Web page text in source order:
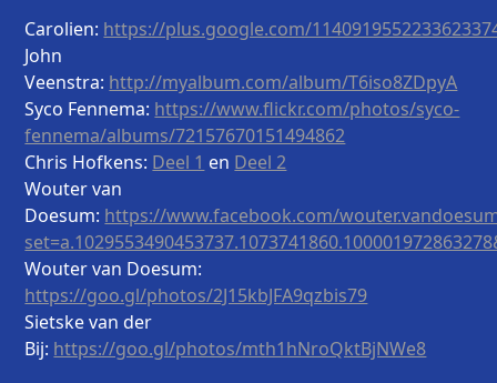
Carolien: https://plus.google.com/
John
Veenstra: http://myalbum.com/album/T6iso8ZDpyA
Syco Fennema: https://www.flickr.com/photos/syco-
fennema/albums/72157670151494862
Chris Hofkens: Deel 1 en Deel 2
Wouter van
Doesum: https://www.facebook.com/
Wouter van Doesum:
https://goo.gl/photos/2J15kbJFA9qzbis79
Sietske van der
Bij: https://goo.gl/photos/mth1hNroQktBjNWe8